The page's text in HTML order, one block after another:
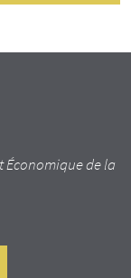
Économique de la